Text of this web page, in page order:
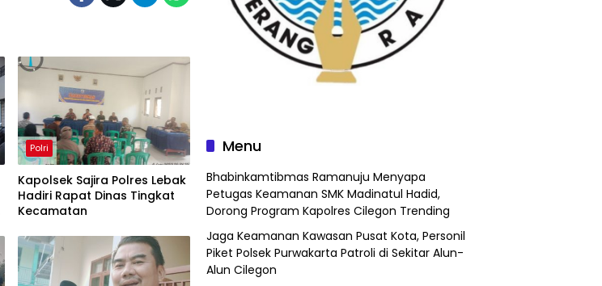
Polri
Kapolsek Sajira Polres Lebak
Hadiri Rapat Dinas Tingkat
Kecamatan
Menu
Bhabinkamtibmas Ramanuju Menyapa
Petugas Keamanan SMK Madinatul Hadid,
Dorong Program Kapolres Cilegon Trending
Jaga Keamanan Kawasan Pusat Kota, Personil
Piket Polsek Purwakarta Patroli di Sekitar Alun-
Alun Cilegon